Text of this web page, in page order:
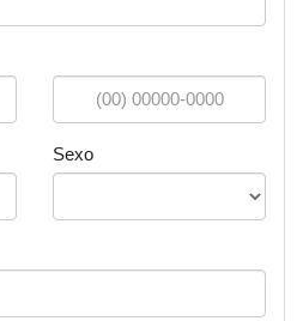
Sexo